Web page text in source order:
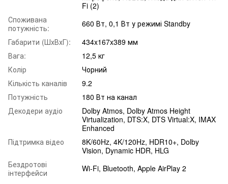
Fi (2)
Споживана
потужність:
660 Вт, 0,1 Вт у режимі Standby
Габарити (ШхВхГ):
434x167x389 мм
Вага:
12,5 кг
Колір
Чорний
Кількість каналів
9.2
Потужність
180 Вт на канал
Декодери аудіо
Dolby Atmos, Dolby Atmos Height
Virtualization, DTS:X, DTS Virtual:X, IMAX
Enhanced
Підтримка відео
8K/60Hz, 4K/120Hz, HDR10+, Dolby
Vision, Dynamic HDR, HLG
Бездротові
інтерфейси
Wi-Fi, Bluetooth, Apple AirPlay 2